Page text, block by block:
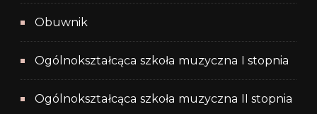
Obuwnik
Ogólnokształcąca szkoła muzyczna I stopnia
Ogólnokształcąca szkoła muzyczna II stopnia